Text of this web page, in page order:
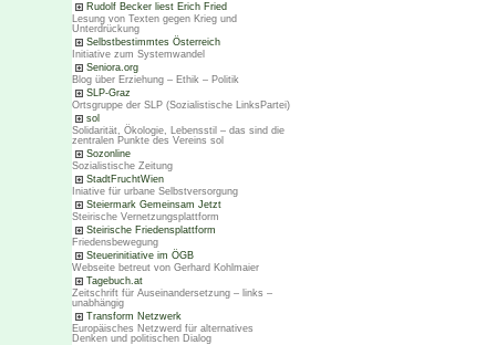
Rudolf Becker liest Erich Fried
Lesung von Texten gegen Krieg und
Unterdrückung
Selbstbestimmtes Österreich
Initiative zum Systemwandel
Seniora.org
Blog über Erziehung – Ethik – Politik
SLP-Graz
Ortsgruppe der SLP (Sozialistische LinksPartei)
sol
Solidarität, Ökologie, Lebensstil – das sind die
zentralen Punkte des Vereins sol
Sozonline
Sozialistische Zeitung
StadtFruchtWien
Iniative für urbane Selbstversorgung
Steiermark Gemeinsam Jetzt
Steirische Vernetzungsplattform
Steirische Friedensplattform
Friedensbewegung
Steuerinitiative im ÖGB
Webseite betreut von Gerhard Kohlmaier
Tagebuch.at
Zeitschrift für Auseinandersetzung – links –
unabhängig
Transform Netzwerk
Europäisches Netzwerd für alternatives
Denken und politischen Dialog